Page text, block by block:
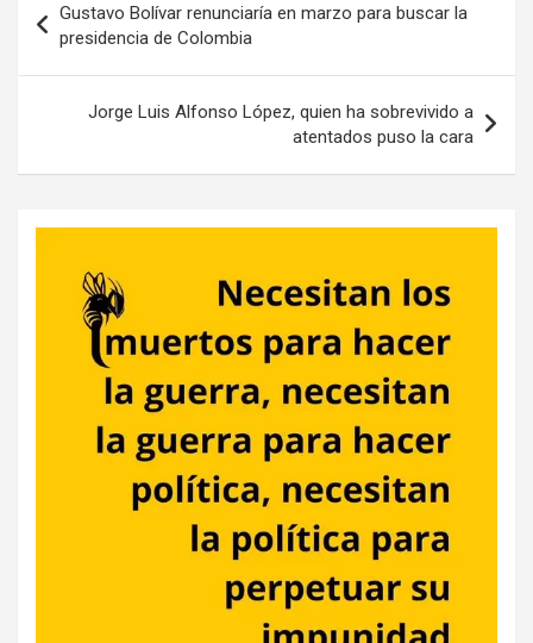
de
entradas
Gustavo Bolívar renunciaría en marzo para buscar la
presidencia de Colombia
Jorge Luis Alfonso López, quien ha sobrevivido a
atentados puso la cara